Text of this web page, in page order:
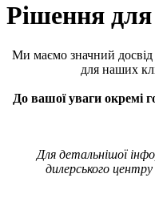
Рішення для
Ми маємо значний досвід
для наших
До вашої уваги окремі
Для детальнішої
дилерського